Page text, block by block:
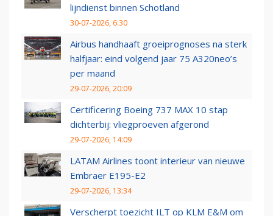
lijndienst binnen Schotland
30-07-2026, 6:30
Airbus handhaaft groeiprognoses na sterk
halfjaar: eind volgend jaar 75 A320neo’s
per maand
29-07-2026, 20:09
Certificering Boeing 737 MAX 10 stap
dichterbij: vliegproeven afgerond
29-07-2026, 14:09
LATAM Airlines toont interieur van nieuwe
Embraer E195-E2
29-07-2026, 13:34
Verscherpt toezicht ILT op KLM E&M om